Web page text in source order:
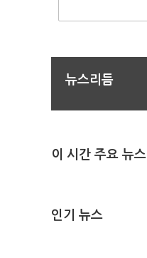
뉴스리듬
이 시간 주요 뉴스
인기 뉴스